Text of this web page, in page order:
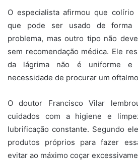
O especialista afirmou que
que pode ser usado de forma
problema, mas outro tipo não
sem recomendação médica. Ele
da lágrima não é uniforme e
necessidade de procurar um
O doutor Francisco Vilar
cuidados com a higiene e
lubrificação constante. Segundo
produtos próprios para fazer
evitar ao máximo coçar